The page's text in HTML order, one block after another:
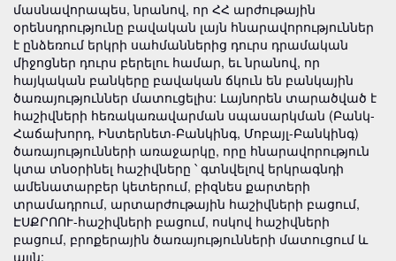
մասնավորապես, նրանով, որ ՀՀ արժութային
օրենսդրությունը բավական լայն հնարավորություններ
է ընձեռում երկրի սահմաններից դուրս դրամական
միջոցներ դուրս բերելու համար, եւ նրանով, որ
հայկական բանկերը բավական ճկուն են բանկային
ծառայություններ մատուցելիս: Լայնորեն տարածված է
հաշիվների հեռակառավարման սպասարկման (Բանկ-
Հաճախորդ, Ինտերնետ-Բանկինգ, Մոբայլ-Բանկինգ)
ծառայությունների առաջարկը, որը հնարավորություն
կտա տնօրինել հաշիվները ՝ գտնվելով երկրագնդի
ամենատարբեր կետերում, բիզնես քարտերի
տրամադրում, արտարժութային հաշիվների բացում,
ԷՍՔՐՈՈՒ-հաշիվների բացում, ոսկով հաշիվների
բացում, բրոքերային ծառայությունների մատուցում և
այլն: